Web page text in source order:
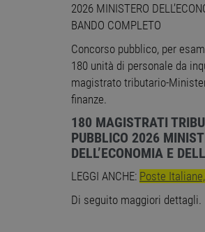
2026 MINISTERO
BANDO COMPLETO
Concorso pubblico, per
180 unità di personale da
magistrato tributario-
finanze.
180 MAGISTRATI
PUBBLICO 2026
DELL’ECONOMIA E
LEGGI ANCHE: Poste
Di seguito maggiori dettagli.